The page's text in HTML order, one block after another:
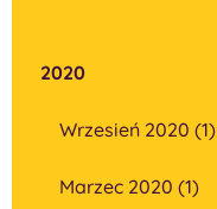
2020
Wrzesień 2020 (1)
Marzec 2020 (1)